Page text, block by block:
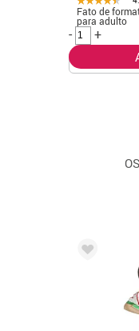
Fato de
para adulto
-
+